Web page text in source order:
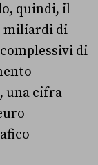
quindi, il
miliardi di
di
una cifra